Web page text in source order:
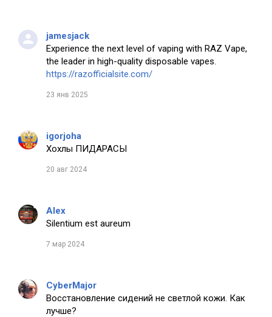
jamesjack
Experience the next level of vaping with RAZ Vape,
the leader in high-quality disposable vapes.
https://razofficialsite.com/
23 янв 2025
igorjoha
Хохлы ПИДАРАСЫ
20 авг 2024
Alex
Silentium est aureum
7 мар 2024
CyberMajor
Восстановление сидений не светлой кожи. Как
лучше?